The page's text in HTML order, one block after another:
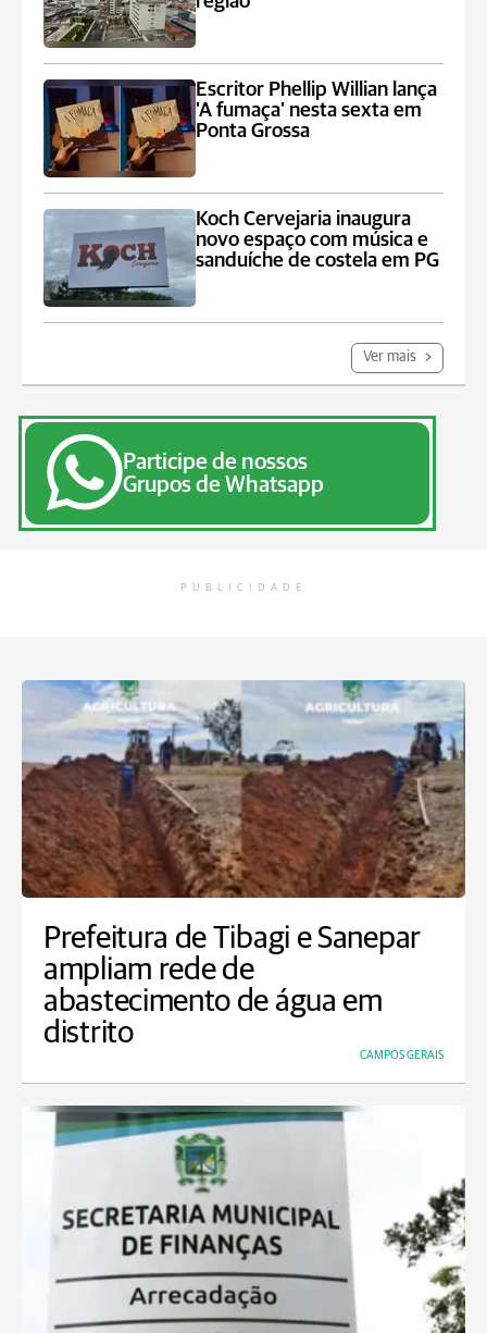
Escritor Phellip Willian lança
'A fumaça' nesta sexta em
Ponta Grossa
Koch Cervejaria inaugura
novo espaço com música e
sanduíche de costela em PG
Ver mais
Participe de nossos
Grupos de Whatsapp
PUBLICIDADE
Prefeitura de Tibagi e Sanepar
ampliam rede de
abastecimento de água em
distrito
CAMPOS GERAIS